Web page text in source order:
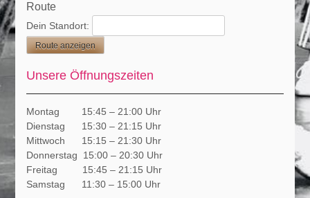
Route
Dein Standort:
Unsere Öffnungszeiten
Montag 15:45 – 21:00 Uhr
Dienstag 15:30 – 21:15 Uhr
Mittwoch 15:15 – 21:30 Uhr
Donnerstag 15:00 – 20:30 Uhr
Freitag 15:45 – 21:15 Uhr
Samstag 11:30 – 15:00 Uhr